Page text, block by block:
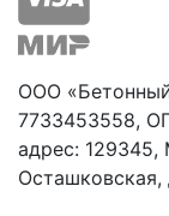
ООО
7733453558,
адрес: 129345,
Осташковская,